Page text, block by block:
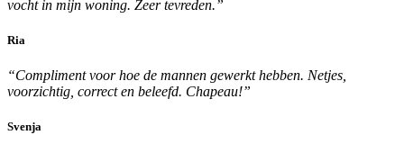
vocht in mijn woning. Zeer tevreden.”
Ria
“Compliment voor hoe de mannen gewerkt hebben. Netjes,
voorzichtig, correct en beleefd. Chapeau!”
Svenja